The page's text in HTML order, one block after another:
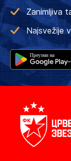
Zanimljiva
Najsvežije